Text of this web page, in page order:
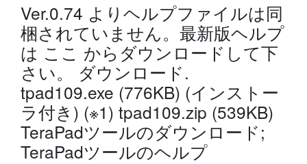
Ver.0.74 よりヘルプファイルは同
梱されていません。最新版ヘルプ
は ここ からダウンロードして下
さい。 ダウンロード.
tpad109.exe (776KB) (インストー
ラ付き) (※1) tpad109.zip (539KB)
TeraPadツールのダウンロード;
TeraPadツールのヘルプ